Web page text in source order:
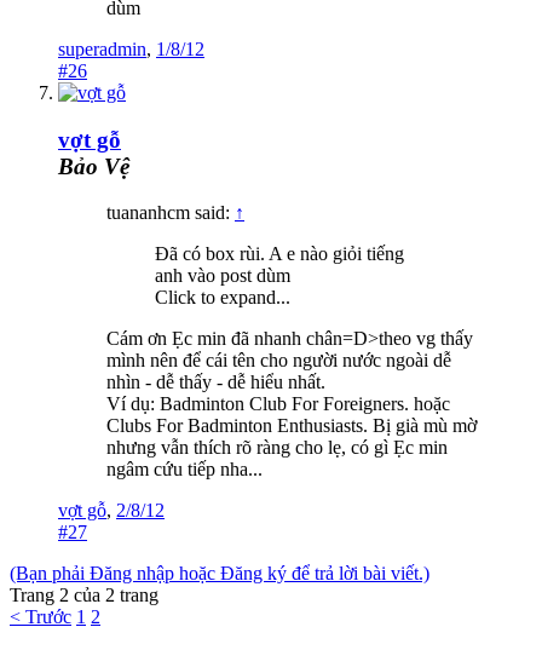
dùm
superadmin, 1/8/12
#26
vợt gỗ
Bảo Vệ
tuananhcm said: ↑
Đã có box rùi. A e nào giỏi tiếng
anh vào post dùm
Click to expand...
Cám ơn Ẹc min đã nhanh chân=D>theo vg thấy
mình nên để cái tên cho người nước ngoài dễ
nhìn - dễ thấy - dễ hiểu nhất.
Ví dụ: Badminton Club For Foreigners. hoặc
Clubs For Badminton Enthusiasts. Bị già mù mờ
nhưng vẫn thích rõ ràng cho lẹ, có gì Ẹc min
ngâm cứu tiếp nha...
vợt gỗ, 2/8/12
#27
(Bạn phải Đăng nhập hoặc Đăng ký để trả lời bài viết.)
Trang 2 của 2 trang
< Trước 1 2